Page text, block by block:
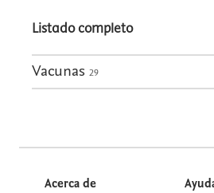
Listado completo
Vacunas 29
Acerca de